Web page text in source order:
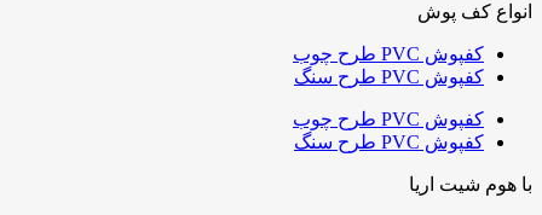
انواع کف پوش
کفپوش PVC طرح چوب
کفپوش PVC طرح سنگ
کفپوش PVC طرح چوب
کفپوش PVC طرح سنگ
با هوم شیت اریا